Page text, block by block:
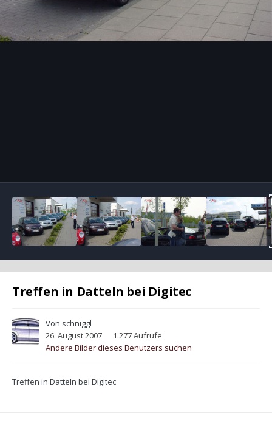
Treffen in Datteln bei Digitec
Von schniggl
26. August 2007
1.277 Aufrufe
Andere Bilder dieses Benutzers suchen
Treffen in Datteln bei Digitec